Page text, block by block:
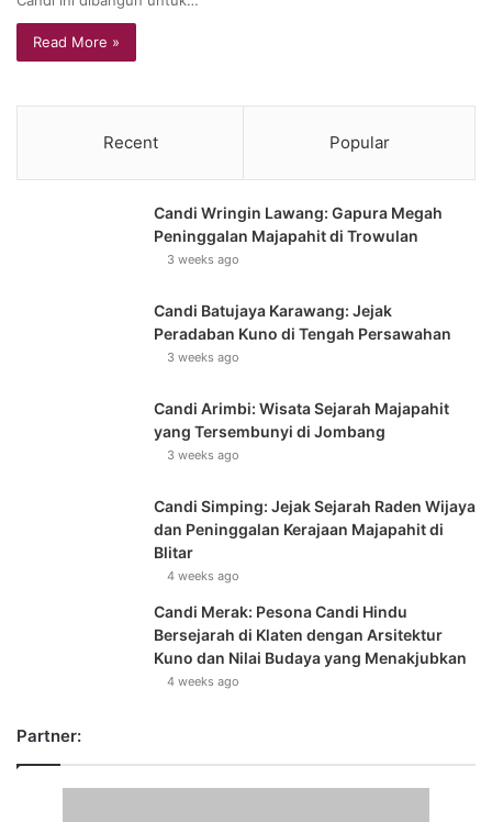
Read More »
Recent Popular
Candi Wringin Lawang: Gapura Megah
Peninggalan Majapahit di Trowulan
3 weeks ago
Candi Batujaya Karawang: Jejak
Peradaban Kuno di Tengah Persawahan
3 weeks ago
Candi Arimbi: Wisata Sejarah Majapahit
yang Tersembunyi di Jombang
3 weeks ago
Candi Simping: Jejak Sejarah Raden Wijaya
dan Peninggalan Kerajaan Majapahit di
Blitar
4 weeks ago
Candi Merak: Pesona Candi Hindu
Bersejarah di Klaten dengan Arsitektur
Kuno dan Nilai Budaya yang Menakjubkan
4 weeks ago
Partner: